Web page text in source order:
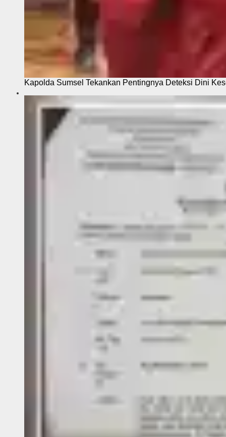
Kapolda Sumsel Tekankan Pentingnya Deteksi Dini